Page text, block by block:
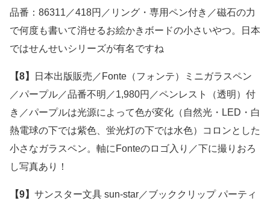
品番：86311／418円／リング・専用ペン付き／磁石の力
で何度も書いて消せるお絵かきボードの小さいやつ。日本
ではせんせいシリーズが有名ですね
【8】
日本出版販売／Fonte（フォンテ）ミニガラスペン
／パープル／品番不明／1,980円／ペンレスト（透明）付
き／パープルは光源によって色が変化（自然光・LED・白
熱電球の下では紫色、蛍光灯の下では水色）コロンとした
小さなガラスペン。軸にFonteのロゴ入り／下に撮りおろ
し写真あり！
【9】 サンスター文具 sun-star／ブッククリップ パーティ